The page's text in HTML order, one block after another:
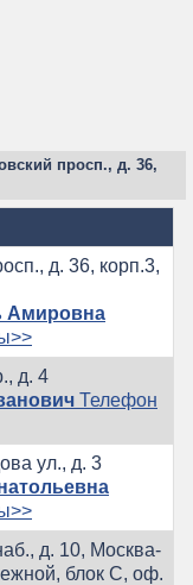
просп., д. 36,
д. 36, корп.3,
Амировна
д. 4
Телефон
ул., д. 3
д. 10, Москва-
блок С, оф.